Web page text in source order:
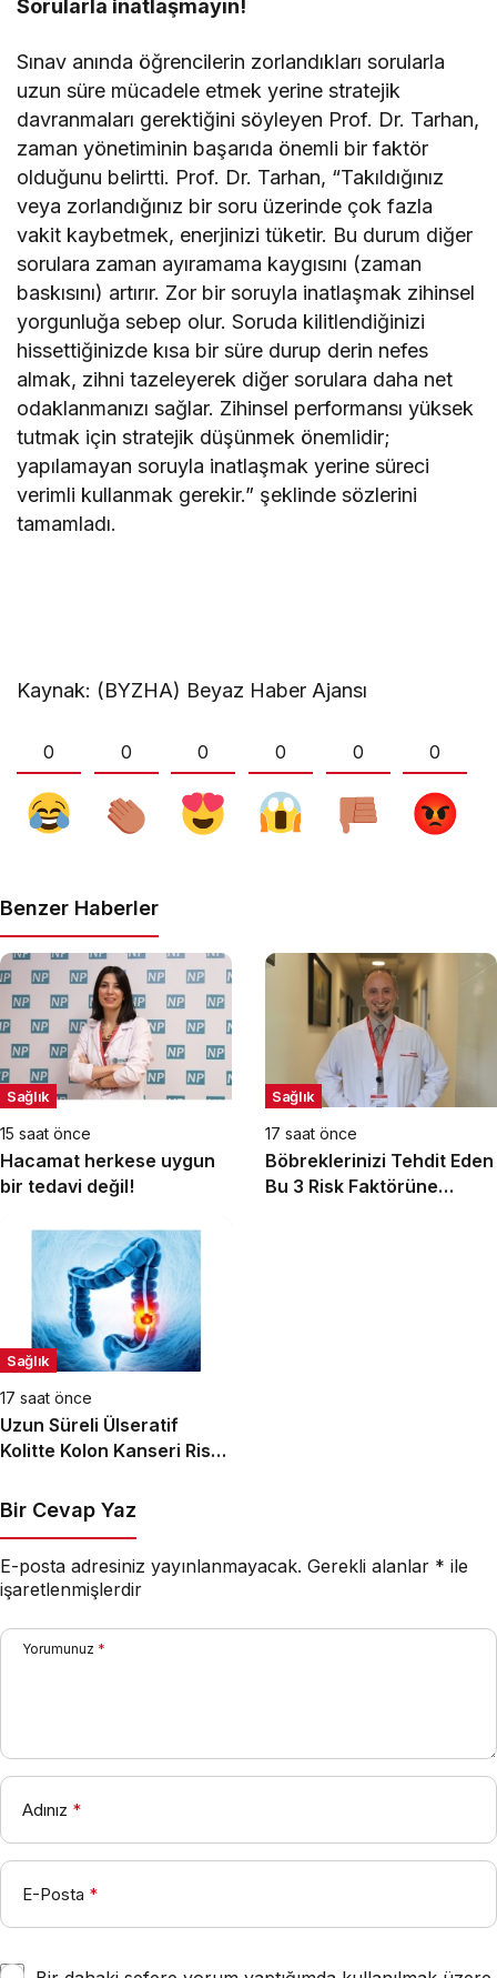
Sorularla inatlaşmayın!
Sınav anında öğrencilerin zorlandıkları sorularla
uzun süre mücadele etmek yerine stratejik
davranmaları gerektiğini söyleyen Prof. Dr. Tarhan,
zaman yönetiminin başarıda önemli bir faktör
olduğunu belirtti. Prof. Dr. Tarhan, “Takıldığınız
veya zorlandığınız bir soru üzerinde çok fazla
vakit kaybetmek, enerjinizi tüketir. Bu durum diğer
sorulara zaman ayıramama kaygısını (zaman
baskısını) artırır. Zor bir soruyla inatlaşmak zihinsel
yorgunluğa sebep olur. Soruda kilitlendiğinizi
hissettiğinizde kısa bir süre durup derin nefes
almak, zihni tazeleyerek diğer sorulara daha net
odaklanmanızı sağlar. Zihinsel performansı yüksek
tutmak için stratejik düşünmek önemlidir;
yapılamayan soruyla inatlaşmak yerine süreci
verimli kullanmak gerekir.” şeklinde sözlerini
tamamladı.
Kaynak: (BYZHA) Beyaz Haber Ajansı
0 0 0 0 0 0
Benzer Haberler
Sağlık
15 saat önce
Hacamat herkese uygun
bir tedavi değil!
Sağlık
17 saat önce
Böbreklerinizi Tehdit Eden
Bu 3 Risk Faktörüne
Sağlık
17 saat önce
Uzun Süreli Ülseratif
Kolitte Kolon Kanseri Riski
Bir Cevap Yaz
E-posta adresiniz yayınlanmayacak. Gerekli alanlar * ile
işaretlenmişlerdir
Yorumunuz *
Adınız *
E-Posta *